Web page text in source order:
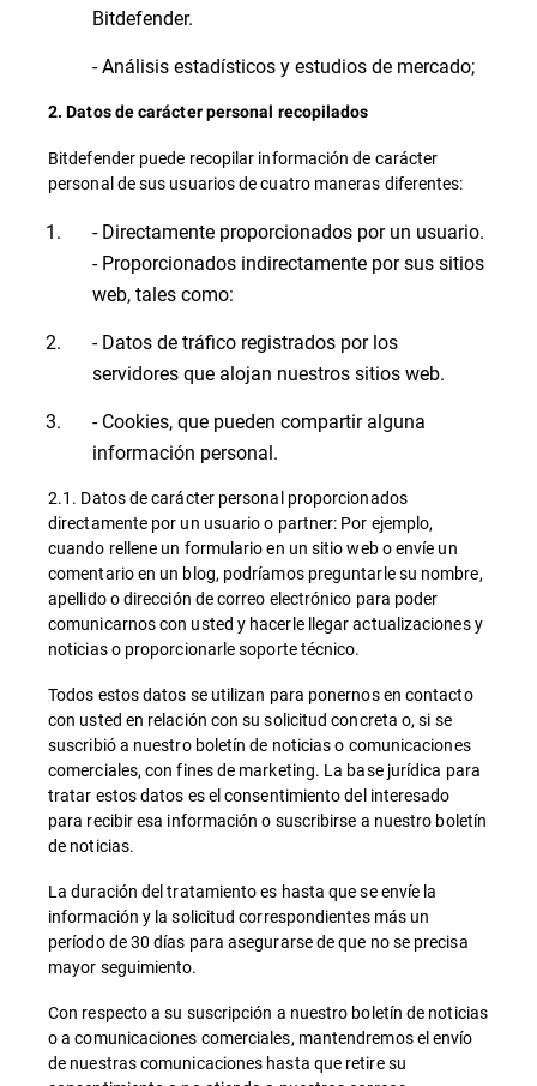
Bitdefender.
- Análisis estadísticos y estudios de mercado;
2. Datos de carácter personal recopilados
Bitdefender puede recopilar información de carácter
personal de sus usuarios de cuatro maneras diferentes:
- Directamente proporcionados por un usuario.
- Proporcionados indirectamente por sus sitios
web, tales como:
- Datos de tráfico registrados por los
servidores que alojan nuestros sitios web.
- Cookies, que pueden compartir alguna
información personal.
2.1. Datos de carácter personal proporcionados
directamente por un usuario o partner: Por ejemplo,
cuando rellene un formulario en un sitio web o envíe un
comentario en un blog, podríamos preguntarle su nombre,
apellido o dirección de correo electrónico para poder
comunicarnos con usted y hacerle llegar actualizaciones y
noticias o proporcionarle soporte técnico.
Todos estos datos se utilizan para ponernos en contacto
con usted en relación con su solicitud concreta o, si se
suscribió a nuestro boletín de noticias o comunicaciones
comerciales, con fines de marketing. La base jurídica para
tratar estos datos es el consentimiento del interesado
para recibir esa información o suscribirse a nuestro boletín
de noticias.
La duración del tratamiento es hasta que se envíe la
información y la solicitud correspondientes más un
período de 30 días para asegurarse de que no se precisa
mayor seguimiento.
Con respecto a su suscripción a nuestro boletín de noticias
o a comunicaciones comerciales, mantendremos el envío
de nuestras comunicaciones hasta que retire su